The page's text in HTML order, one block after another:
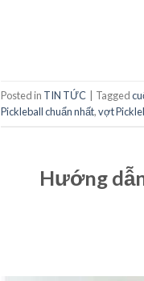
Posted in TIN TỨC Tagged
Pickleball chuẩn nhất,vợt
Hướng